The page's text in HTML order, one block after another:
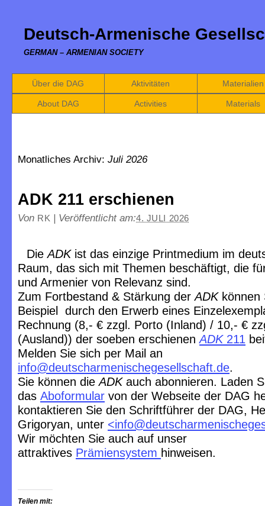
Deutsch-Armenische
GERMAN – ARMENIAN SOCIETY
Über die DAG Aktivitäten Materialien
About DAG Activities Materials
Monatliches Archiv: Juli 2026
ADK 211 erschienen
Von RK | Veröffentlicht am:4. JULI 2026
DieADKist das einzige Printmedium im
Raum, das sich mit Themen beschäftigt, die
und Armenier von Relevanz sind.
Zum Fortbestand & Stärkung derADKkönnen
Beispiel durch den Erwerb eines
Rechnung (8,- € zzgl. Porto (Inland) / 10,- €
(Ausland)) der soeben erschienenADK 211
Melden Sie sich per Mail an
info@deutscharmenischegesellschaft.de.
Sie können dieADKauch abonnieren. Laden
das Aboformular von der Webseite der DAG
kontaktieren Sie den Schriftführer der DAG,
Grigoryan, unter <
Wir möchten Sie auch auf unser
attraktives Prämiensystem hinweisen.
Teilen mit: